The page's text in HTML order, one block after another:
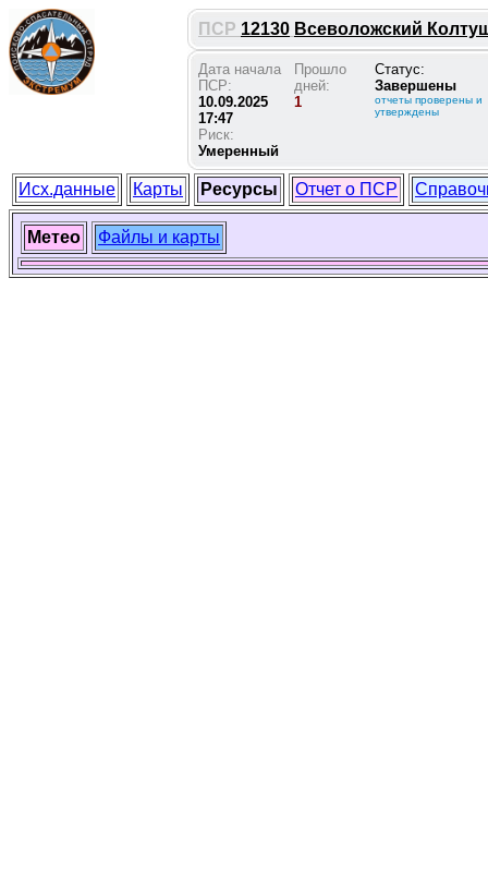
ПСР 12130 Всеволожский
Дата начала
ПСР:
10.09.2025
17:47
Риск:
Умеренный
Прошло
дней:
1
Статус:
Завершены
отчеты проверены и
утверждены
Исх.данные Карты Ресурсы Отчет о ПСР
Метео Файлы и карты